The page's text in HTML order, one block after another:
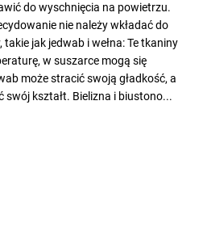
do wyschnięcia na powietrzu.
nie należy wkładać do
jak jedwab i wełna: Te tkaniny
w suszarce mogą się
może stracić swoją gładkość, a
swój kształt. Bielizna i biustono...